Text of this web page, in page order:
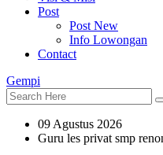
Post
Post New
Info Lowongan
Contact
Gempi
09 Agustus 2026
Guru les privat smp